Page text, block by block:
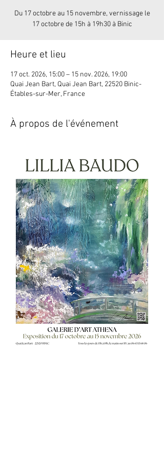
Du 17 octobre au 15 novembre, vernissage le
17 octobre de 15h à 19h30 à Binic
Heure et lieu
17 oct. 2026, 15:00 – 15 nov. 2026, 19:00
Quai Jean Bart, Quai Jean Bart, 22520 Binic-
Étables-sur-Mer, France
À propos de l'événement